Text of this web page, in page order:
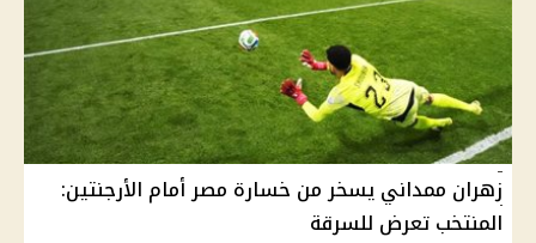
زهران ممداني يسخر من خسارة مصر أمام الأرجنتين:
المنتخب تعرض للسرقة